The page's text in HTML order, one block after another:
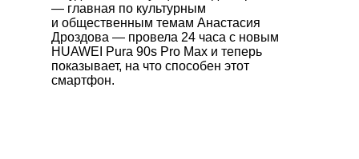
— главная по культурным
и общественным темам Анастасия
Дроздова — провела 24 часа с новым
HUAWEI Pura 90s Pro Max и теперь
показывает, на что способен этот
смартфон.